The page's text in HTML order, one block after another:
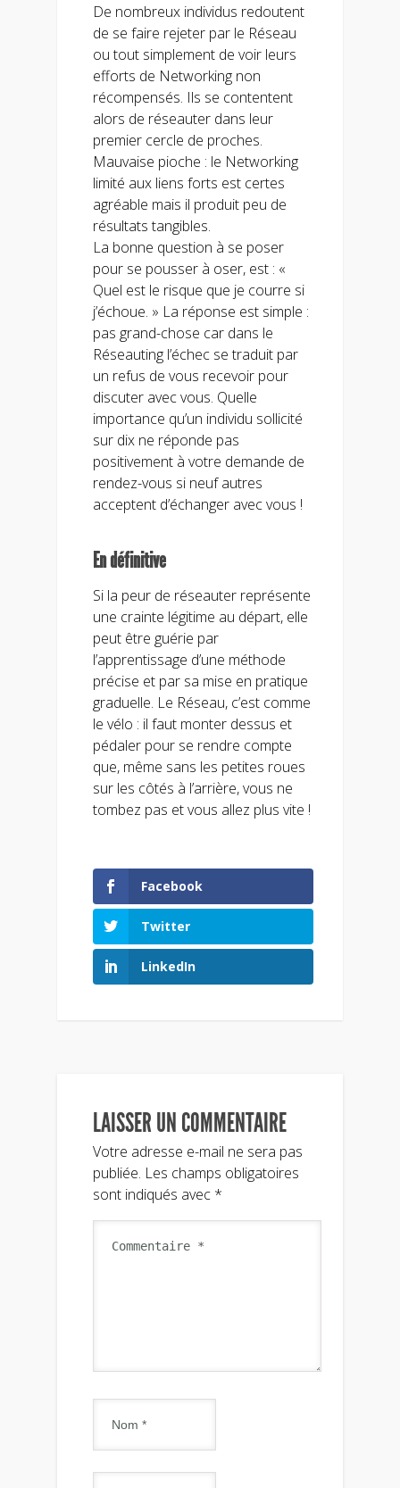
De nombreux individus redoutent
de se faire rejeter par le Réseau
ou tout simplement de voir leurs
efforts de Networking non
récompensés. Ils se contentent
alors de réseauter dans leur
premier cercle de proches.
Mauvaise pioche : le Networking
limité aux liens forts est certes
agréable mais il produit peu de
résultats tangibles.
La bonne question à se poser
pour se pousser à oser, est : «
Quel est le risque que je courre si
j’échoue. » La réponse est simple :
pas grand-chose car dans le
Réseauting l’échec se traduit par
un refus de vous recevoir pour
discuter avec vous. Quelle
importance qu’un individu sollicité
sur dix ne réponde pas
positivement à votre demande de
rendez-vous si neuf autres
acceptent d’échanger avec vous !
En définitive
Si la peur de réseauter représente
une crainte légitime au départ, elle
peut être guérie par
l’apprentissage d’une méthode
précise et par sa mise en pratique
graduelle. Le Réseau, c’est comme
le vélo : il faut monter dessus et
pédaler pour se rendre compte
que, même sans les petites roues
sur les côtés à l’arrière, vous ne
tombez pas et vous allez plus vite !
Facebook
Twitter
LinkedIn
LAISSER UN COMMENTAIRE
Votre adresse e-mail ne sera pas
publiée. Les champs obligatoires
sont indiqués avec *